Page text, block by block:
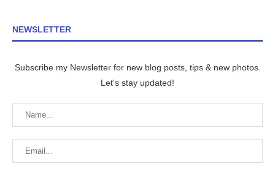
NEWSLETTER
Subscribe my Newsletter for new blog posts, tips & new photos.
Let's stay updated!